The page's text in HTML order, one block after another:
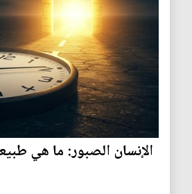
الإنسان الصبور: ما هي